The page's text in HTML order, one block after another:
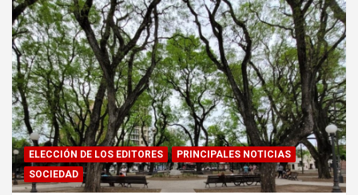
ELECCIÓN DE LOS EDITORES
PRINCIPALES NOTICIAS
SOCIEDAD